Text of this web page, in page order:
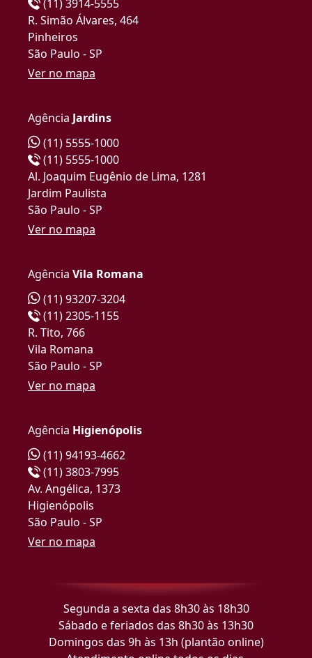
(11) 3914-5555
R. Simão Álvares, 464
Pinheiros
São Paulo - SP
Ver no mapa
Agência Jardins
(11) 5555-1000
(11) 5555-1000
Al. Joaquim Eugênio de Lima, 1281
Jardim Paulista
São Paulo - SP
Ver no mapa
Agência Vila Romana
(11) 93207-3204
(11) 2305-1155
R. Tito, 766
Vila Romana
São Paulo - SP
Ver no mapa
Agência Higienópolis
(11) 94193-4662
(11) 3803-7995
Av. Angélica, 1373
Higienópolis
São Paulo - SP
Ver no mapa
Segunda a sexta das 8h30 às 18h30
Sábado e feriados das 8h30 às 13h30
Domingos das 9h às 13h (plantão online)